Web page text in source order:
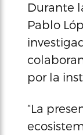
Durante
Pablo
por la
“La